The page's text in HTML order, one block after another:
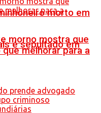
morto em
é sepultado em
morno mostra que
melhorar para a